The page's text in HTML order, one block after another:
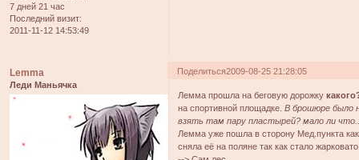
7 дней 21 час
Последний визит:
2011-11-12 14:53:49
Поделиться2009-08-25 21:28:05
Lemma
Леди Маньячка
Лемма прошла на беговую дорожку
на спортивной площадке.В брошюре было
взять там пару пластырей? мало ли
Лемма уже пошла в сторону Мед.пункта
сняла её на поляне так как стало